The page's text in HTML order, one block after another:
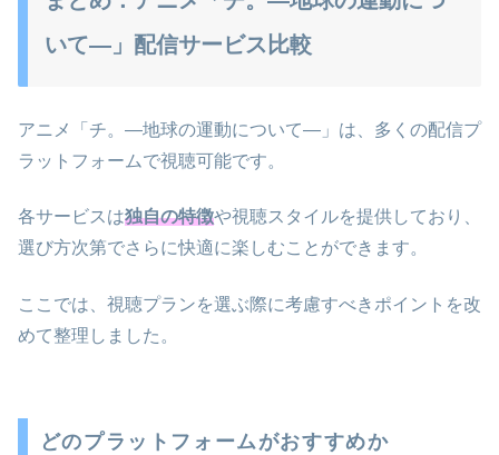
いて―」配信サービス比較
アニメ「チ。―地球の運動について―」は、多くの配信プ
ラットフォームで視聴可能です。
各サービスは独自の特徴や視聴スタイルを提供しており、
選び方次第でさらに快適に楽しむことができます。
ここでは、視聴プランを選ぶ際に考慮すべきポイントを改
めて整理しました。
どのプラットフォームがおすすめか